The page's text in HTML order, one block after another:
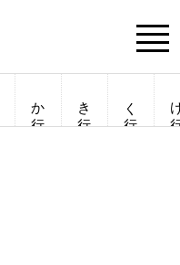
Menu
か行 き行 く行